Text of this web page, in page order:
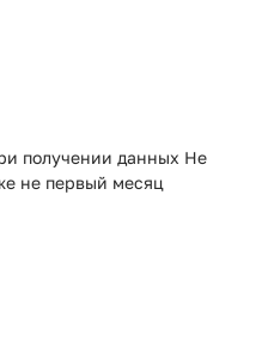
получении данных Не
не первый месяц